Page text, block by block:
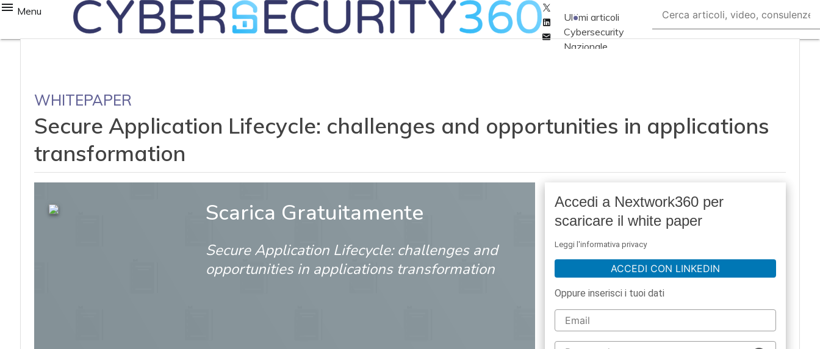
Menu
Linkedin
Email
Ultimi articoli
Cybersecurity
Nazionale
Soluzioni aziendali
Corsi cybersecurity
Chi siamo
WHITEPAPER
Secure Application Lifecycle: challenges and opportunities in applications
transformation
Scarica Gratuitamente
Secure Application Lifecycle: challenges and
opportunities in applications transformation
Accedi a Nextwork360 per
scaricare il white paper
Leggi l'informativa privacy
ACCEDI CON LINKEDIN
Oppure inserisci i tuoi dati